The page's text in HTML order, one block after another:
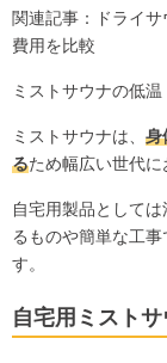
関連記事：
ドライ
費用を比較
ミストサウナの低
ミストサウナは、 身
るため幅広い世代に
自宅用製品として
るものや簡単な工
す。
自宅用ミスト